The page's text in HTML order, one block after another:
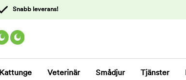
Snabb leverans!
Kattunge Veterinär Smådjur Tjänster